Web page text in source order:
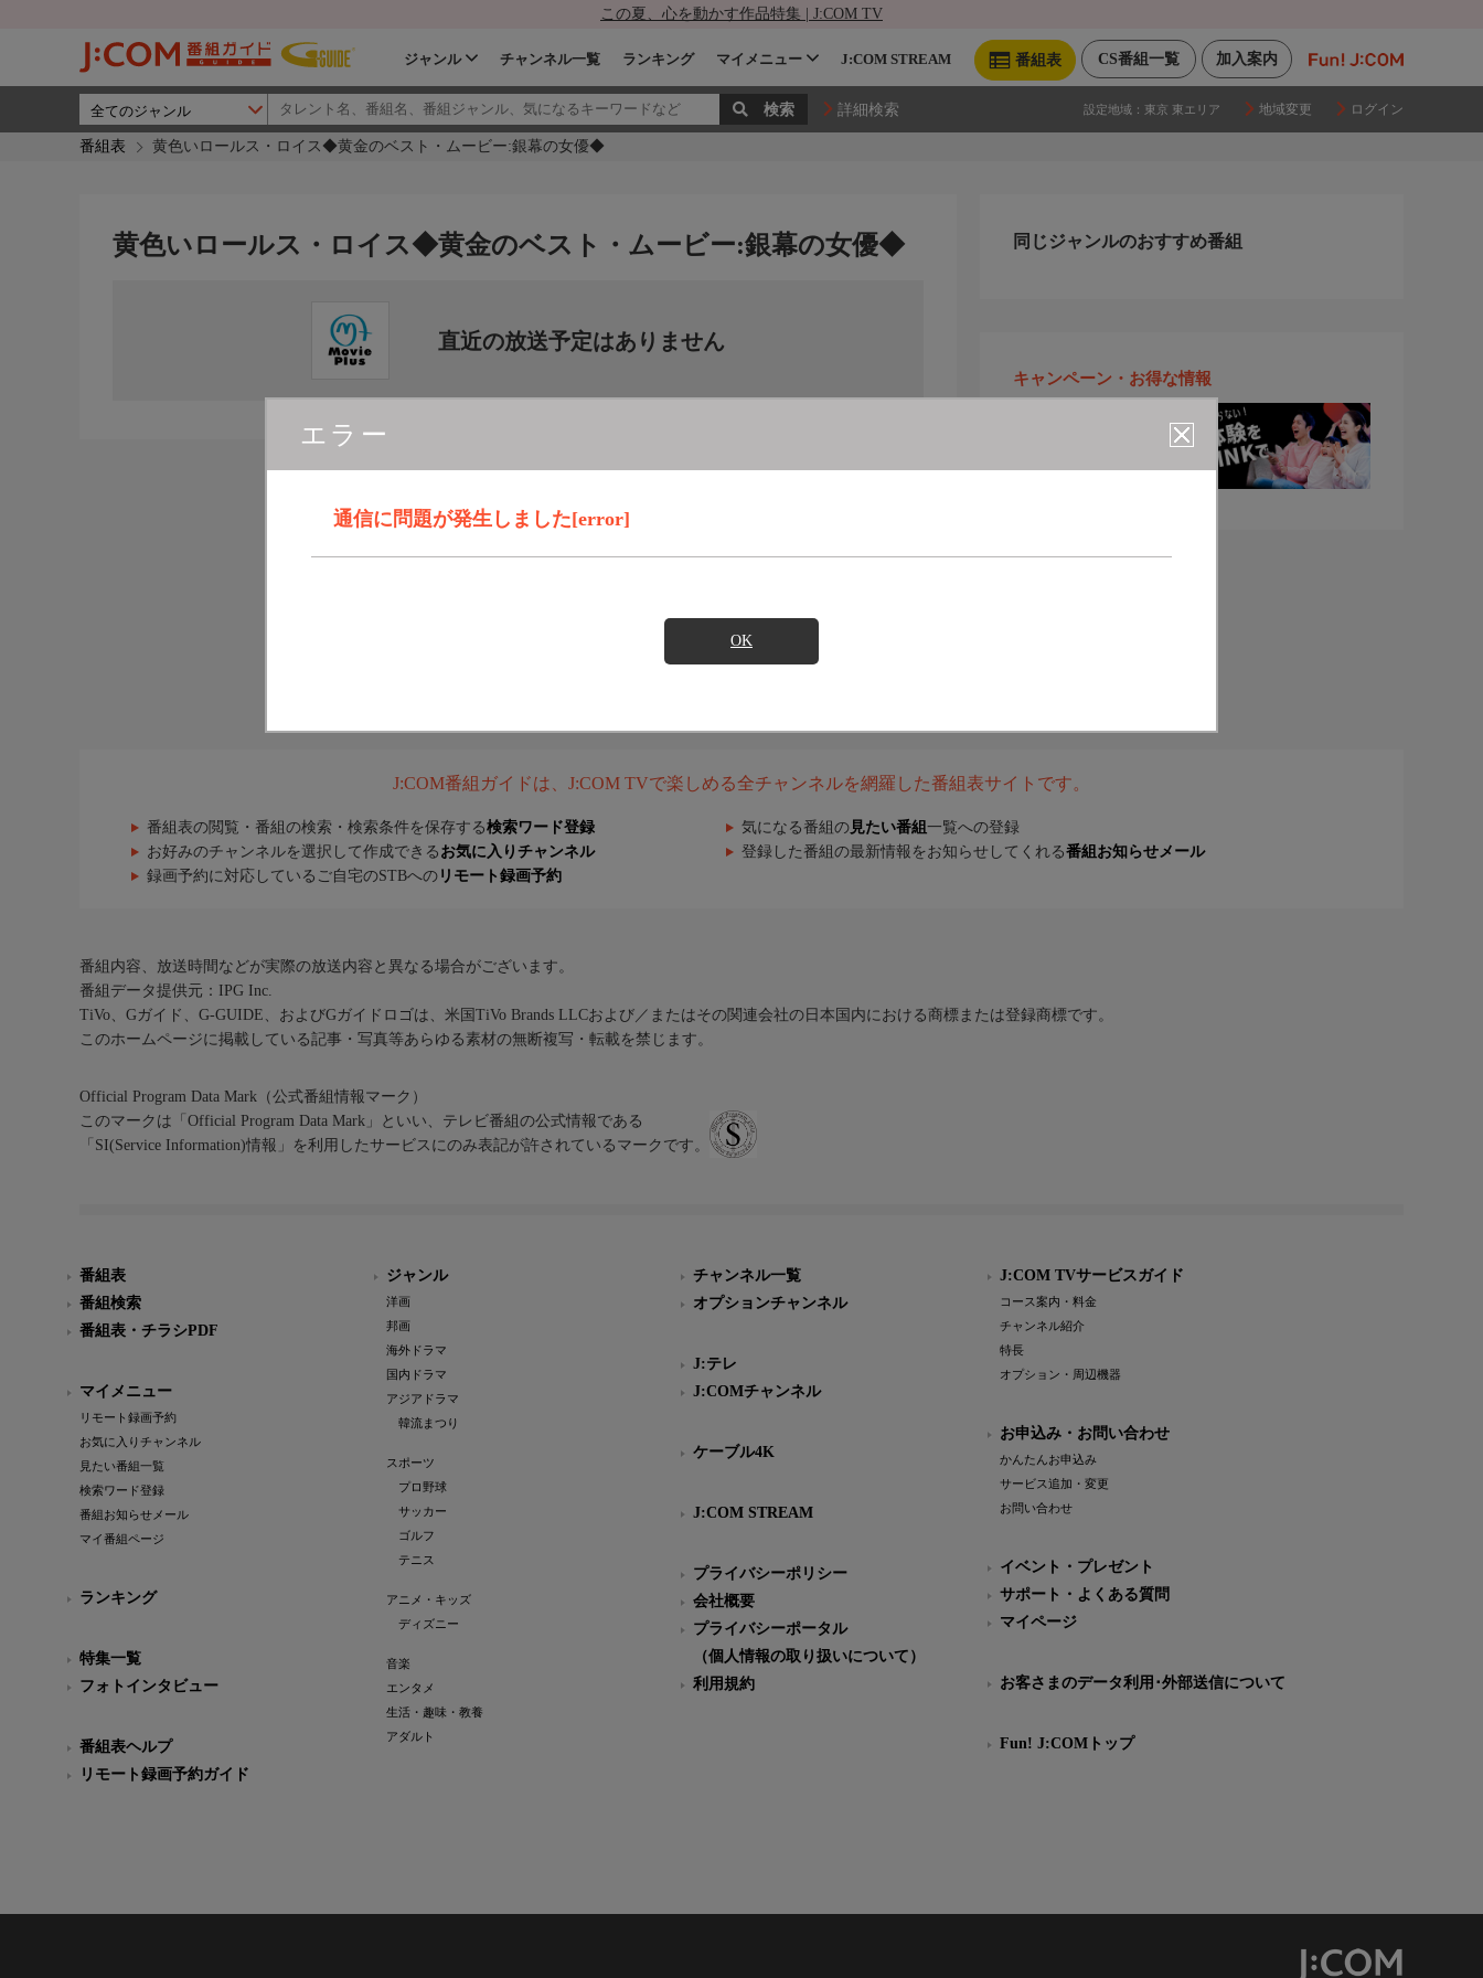
この夏、心を動かす作品特集 | J:COM TV
加入案内
CS番組一覧
番組表
ジャンル チャンネル一覧 ランキング マイメニュー J:COM STREAM
詳細検索 設定地域： 東京 東エリア 地域変更 ログイン
番組表 黄色いロールス・ロイス◆黄金のベスト・ムービー:銀幕の女優◆
エラー
通信に問題が発生しました[error]
OK
黄色いロールス・ロイス◆黄金のベスト・ムービー:銀幕の女優◆
直近の放送予定はありません
同じジャンルのおすすめ番組
キャンペーン・お得な情報
J:COM番組ガイドは、J:COM TVで楽しめる全チャンネルを網羅した番組表サイトです。
番組表の閲覧・番組の検索・検索条件を保存する検索ワード登録 気になる番組の 見たい番組 一覧への登録
お好みのチャンネルを選択して作成できる お気に入りチャンネル 登録した番組の最新情報をお知らせしてくれる番組お知らせメール
録画予約に対応しているご自宅のSTBへの リモート録画予約
番組内容、放送時間などが実際の放送内容と異なる場合がございます。
番組データ提供元：IPG Inc.
TiVo、Gガイド、G-GUIDE、およびGガイドロゴは、米国TiVo Brands LLCおよび／またはその関連会社の日本国内における商標または登録商標です。
このホームページに掲載している記事・写真等あらゆる素材の無断複写・転載を禁じます。
Official Program Data Mark（公式番組情報マーク）
このマークは「Official Program Data Mark」といい、テレビ番組の公式情報である
「SI(Service Information)情報」を利用したサービスにのみ表記が許されているマークです。
番組表
番組検索
番組表・チラシPDF
マイメニュー
リモート録画予約
お気に入りチャンネル
見たい番組一覧
検索ワード登録
番組お知らせメール
マイ番組ページ
ランキング
特集一覧
フォトインタビュー
番組表ヘルプ
リモート録画予約ガイド
ジャンル
洋画
邦画
海外ドラマ
国内ドラマ
アジアドラマ
韓流まつり
スポーツ
プロ野球
サッカー
ゴルフ
テニス
アニメ・キッズ
ディズニー
音楽
エンタメ
生活・趣味・教養
アダルト
チャンネル一覧
オプションチャンネル
J:テレ
J:COMチャンネル
ケーブル4K
J:COM STREAM
プライバシーポリシー
会社概要
プライバシーポータル
（個人情報の取り扱いについて）
利用規約
J:COM TVサービスガイド
コース案内・料金
チャンネル紹介
特長
オプション・周辺機器
お申込み・お問い合わせ
かんたんお申込み
サービス追加・変更
お問い合わせ
イベント・プレゼント
サポート・よくある質問
マイページ
お客さまのデータ利用･外部送信について
Fun! J:COMトップ